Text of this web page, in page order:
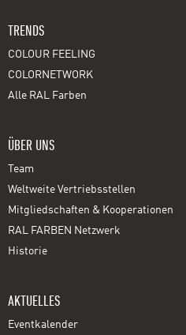
TRENDS
COLOUR FEELING
COLORNETWORK
Alle RAL Farben
ÜBER UNS
Team
Weltweite Vertriebsstellen
Mitgliedschaften & Kooperationen
RAL FARBEN Netzwerk
Historie
AKTUELLES
Eventkalender